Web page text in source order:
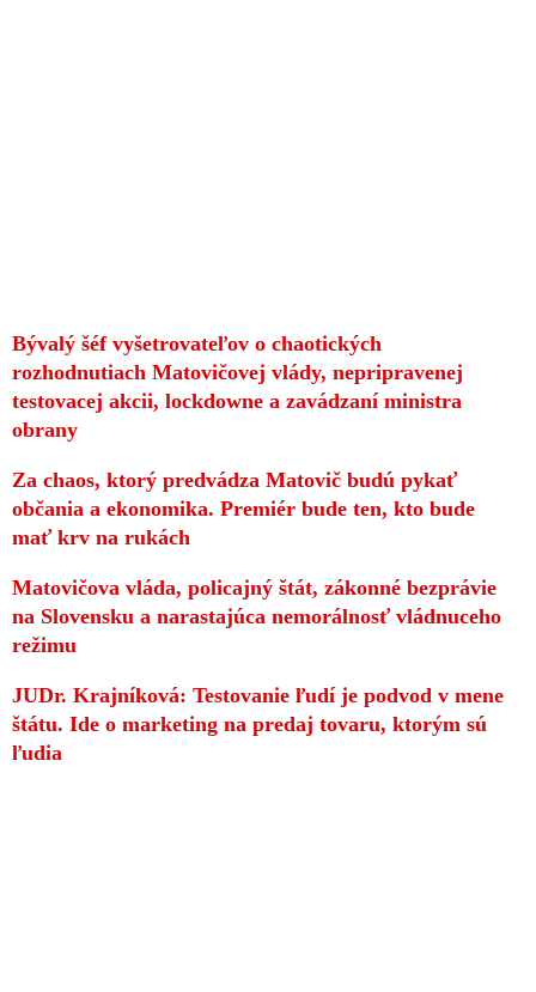
Bývalý šéf vyšetrovateľov o chaotických
rozhodnutiach Matovičovej vlády, nepripravenej
testovacej akcii, lockdowne a zavádzaní ministra
obrany
Za chaos, ktorý predvádza Matovič budú pykať
občania a ekonomika. Premiér bude ten, kto bude
mať krv na rukách
Matovičova vláda, policajný štát, zákonné bezprávie
na Slovensku a narastajúca nemorálnosť vládnuceho
režimu
JUDr. Krajníková: Testovanie ľudí je podvod v mene
štátu. Ide o marketing na predaj tovaru, ktorým sú
ľudia